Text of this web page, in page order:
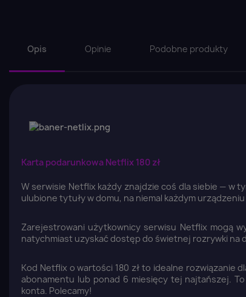
Opis Opinie Podobne produkty
Karta podarunkowa Netflix 180 zł
W serwisie Netflix każdy znajdzie coś dla siebie — w
ulubione tytuły w domu, na niemal każdym
Zarejestrowani użytkownicy serwisu Netflix mogą
natychmiast uzyskać dostęp do świetnej rozrywki na
Kod Netflix o wartości 180 zł to idealne rozwiązanie
abonamentu lub ponad 6 miesięcy tej najtańszej.
konta. Polecamy!